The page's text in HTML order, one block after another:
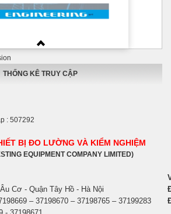
THỐNG KÊ TRUY CẬP
: 507292
BỊ ĐO LƯỜNG VÀ KIỂM NGHIỆM
EQUIPMENT COMPANY LIMITED)
Cơ - Quận Tây Hồ - Hà Nội
– 37198670 – 37198765 – 37199283